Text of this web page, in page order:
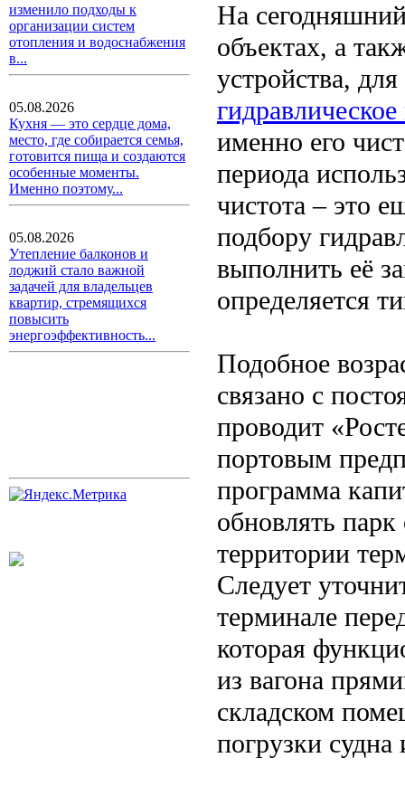
изменило подходы к
организации систем
отопления и водоснабжения
в...
05.08.2026
Кухня — это сердце дома,
место, где собирается семья,
готовится пища и создаются
особенные моменты.
Именно поэтому...
05.08.2026
Утепление балконов и
лоджий стало важной
задачей для владельцев
квартир, стремящихся
повысить
энергоэффективность...
На
объектах, а
устройства,
именно его
периода
чистота – это
подбору
выполнить её
определяется
Подобное
связано с
проводит
портовым
программа
обновлять
территории
Следует
терминале
которая
из вагона
складском
погрузки судна